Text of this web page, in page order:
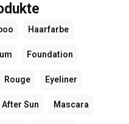
Haarfarbe
Foundation
Rouge Eyeliner
After Sun Mascara